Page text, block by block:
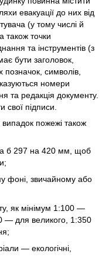
евакуації до них від
(у тому числі й
також точки
та інструментів (з
бути заголовок,
символів,
номери
та редакція документу.
свої підписи.
пожежі також
б 297 на 420 мм, щоб
фоні, звичайному або
як мінімум 1:100 —
— для великого, 1:350
— екологічні,